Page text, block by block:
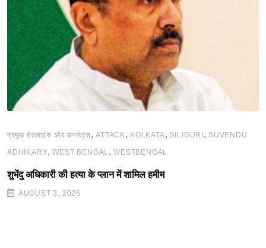
प्रमुख हेडलाइंस और अपडेट्स,ATTACK, KOLKATA, SILIGURI , SUVENDU
ADHIKARY,WEST BENGAL ,WESTBENGAL
शुभेंदु अधिकारी की हत्या के प्लान में शामिल हमीम
AUGUST 3, 2026